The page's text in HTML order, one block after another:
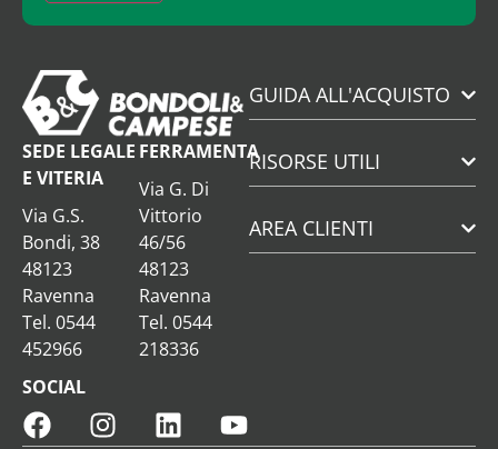
SEDE LEGALE
E VITERIA
Via G.S.
Bondi, 38
48123
Ravenna
Tel. 0544
452966
FERRAMENTA
Via G. Di
Vittorio
46/56
48123
Ravenna
Tel. 0544
218336
SOCIAL
GUIDA ALL'ACQUISTO
RISORSE UTILI
AREA CLIENTI